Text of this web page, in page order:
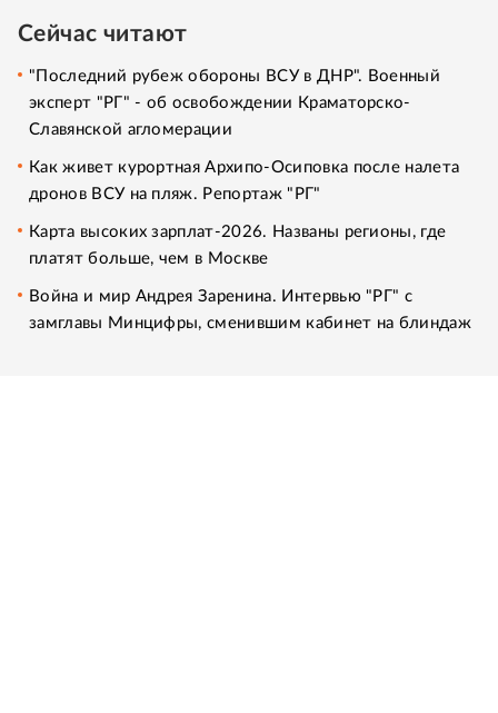
Сейчас читают
"Последний рубеж обороны ВСУ в ДНР". Военный
эксперт "РГ" - об освобождении Краматорско-
Славянской агломерации
Как живет курортная Архипо-Осиповка после налета
дронов ВСУ на пляж. Репортаж "РГ"
Карта высоких зарплат-2026. Названы регионы, где
платят больше, чем в Москве
Война и мир Андрея Заренина. Интервью "РГ" с
замглавы Минцифры, сменившим кабинет на блиндаж